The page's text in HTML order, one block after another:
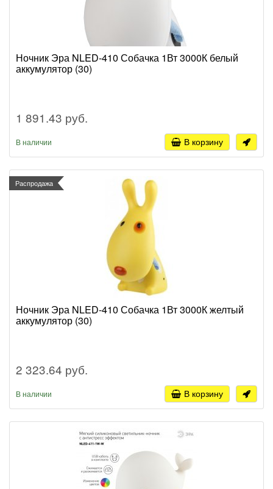
Ночник Эра NLED-410 Собачка 1Вт 3000К белый
аккумулятор (30)
1 891.43 руб.
В наличии В корзину
Распродажа
Ночник Эра NLED-410 Собачка 1Вт 3000К желтый
аккумулятор (30)
2 323.64 руб.
В наличии В корзину